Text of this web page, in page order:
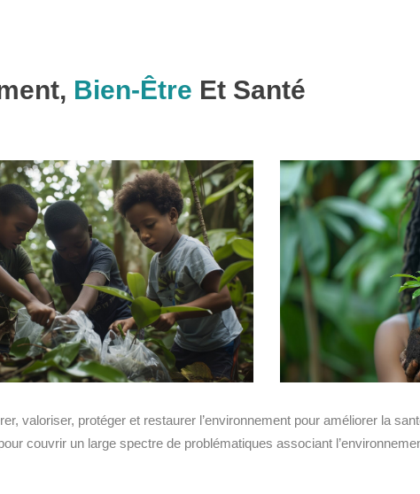
Bien-Être Et Santé
valoriser, protéger et restaurer l’environnement pour améliorer la
couvrir un large spectre de problématiques associant